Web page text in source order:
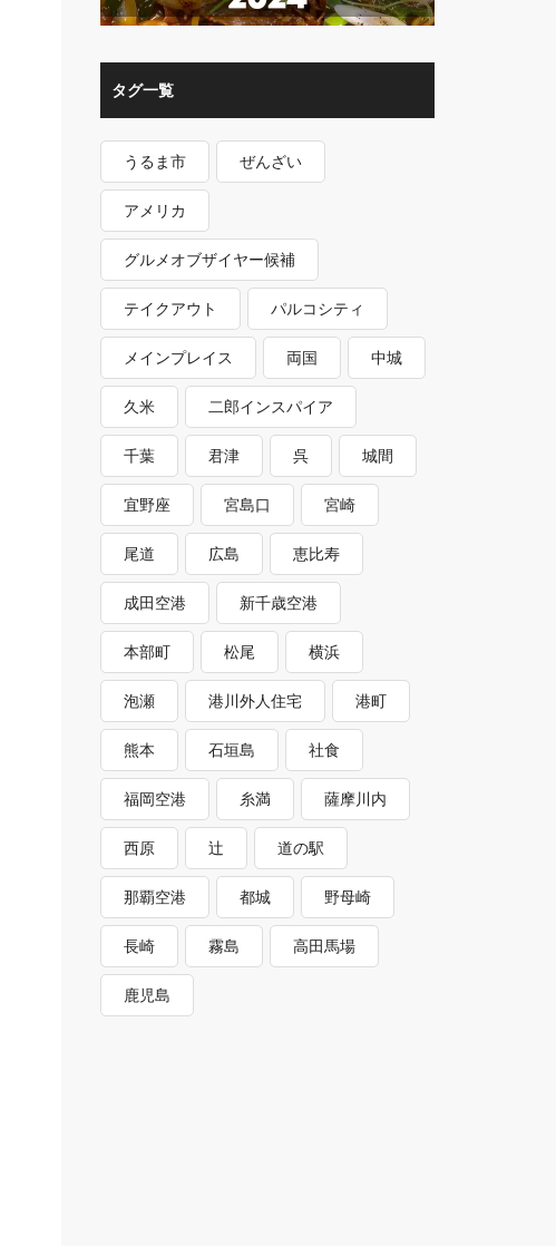
タグ一覧
うるま市 ぜんざい
アメリカ
グルメオブザイヤー候補
テイクアウト パルコシティ
メインプレイス 両国 中城
久米 二郎インスパイア
千葉 君津 呉 城間
宜野座 宮島口 宮崎
尾道 広島 恵比寿
成田空港 新千歳空港
本部町 松尾 横浜
泡瀬 港川外人住宅 港町
熊本 石垣島 社食
福岡空港 糸満 薩摩川内
西原 辻 道の駅
那覇空港 都城 野母崎
長崎 霧島 高田馬場
鹿児島